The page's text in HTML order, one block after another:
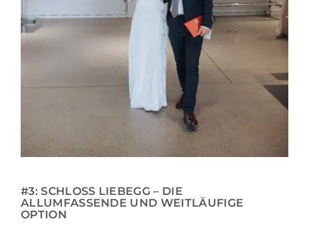
#3: SCHLOSS LIEBEGG – DIE
ALLUMFASSENDE UND WEITLÄUFIGE
OPTION